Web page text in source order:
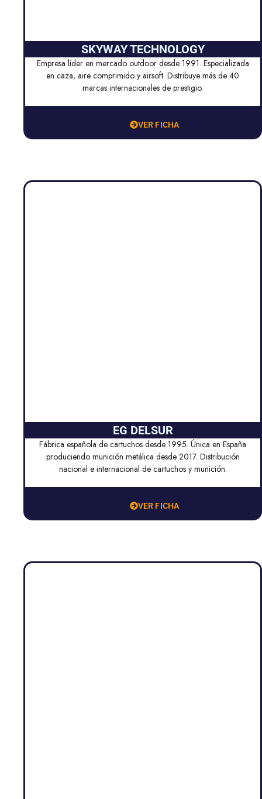
SKYWAY TECHNOLOGY
Empresa líder en mercado outdoor desde 1991. Especializada
en caza, aire comprimido y airsoft. Distribuye más de 40
marcas internacionales de prestigio.
VER FICHA
EG DELSUR
Fábrica española de cartuchos desde 1995. Única en España
produciendo munición metálica desde 2017. Distribución
nacional e internacional de cartuchos y munición.
VER FICHA